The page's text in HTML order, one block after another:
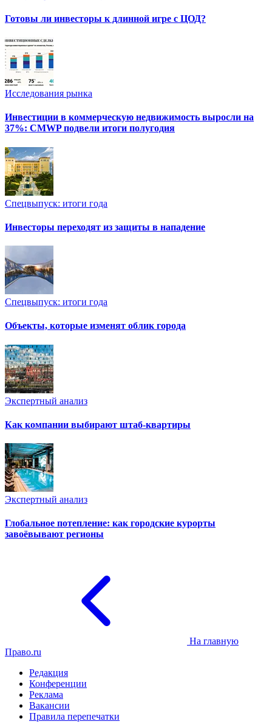
Готовы ли инвесторы к длинной игре с ЦОД?
Исследования рынка
Инвестиции в коммерческую недвижимость выросли на
37%: CMWP подвели итоги полугодия
Спецвыпуск: итоги года
Инвесторы переходят из защиты в нападение
Спецвыпуск: итоги года
Объекты, которые изменят облик города
Экспертный анализ
Как компании выбирают штаб-квартиры
Экспертный анализ
Глобальное потепление: как городские курорты
завоёвывают регионы
На главную
Право.ru
Редакция
Конференции
Реклама
Вакансии
Правила перепечатки